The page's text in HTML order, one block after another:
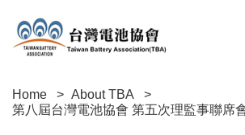
Home
About TBA
第八屆台灣電池協會 第五次理監事聯席